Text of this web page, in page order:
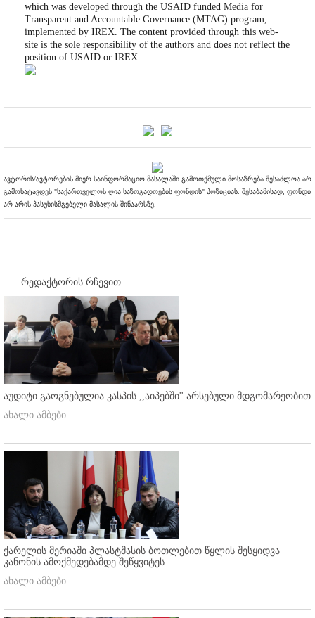
which was developed through the USAID funded Media for
Transparent and Accountable Governance (MTAG) program,
implemented by IREX. The content provided through this web-
site is the sole responsibility of the authors and does not reflect the
position of USAID or IREX.
ავტორის/ავტორების მიერ საინფორმაციო მასალაში გამოთქმული მოსაზრება შესაძლოა არ
გამოხატავდეს "საქართველოს ღია საზოგადოების ფონდის" პოზიციას. შესაბამისად, ფონდი
არ არის პასუხისმგებელი მასალის შინაარსზე.
რედაქტორის რჩევით
აუდიტი გაოგნებულია კასპის ,,აიპებში'' არსებული მდგომარეობით
ახალი ამბები
ქარელის მერიაში პლასტმასის ბოთლებით წყლის შესყიდვა
კანონის ამოქმედებამდე შეწყვიტეს
ახალი ამბები